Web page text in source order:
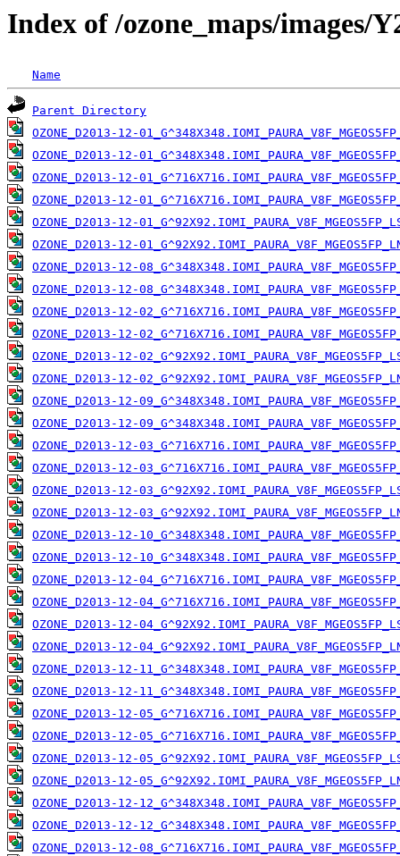
Index of /ozone_maps/images/
Name
Parent Directory
OZONE_D2013-12-
OZONE_D2013-12-
OZONE_D2013-12-
OZONE_D2013-12-
OZONE_D2013-12-
OZONE_D2013-12-
OZONE_D2013-12-
OZONE_D2013-12-
OZONE_D2013-12-
OZONE_D2013-12-
OZONE_D2013-12-
OZONE_D2013-12-
OZONE_D2013-12-
OZONE_D2013-12-
OZONE_D2013-12-
OZONE_D2013-12-
OZONE_D2013-12-
OZONE_D2013-12-
OZONE_D2013-12-
OZONE_D2013-12-
OZONE_D2013-12-
OZONE_D2013-12-
OZONE_D2013-12-
OZONE_D2013-12-
OZONE_D2013-12-
OZONE_D2013-12-
OZONE_D2013-12-
OZONE_D2013-12-
OZONE_D2013-12-
OZONE_D2013-12-
OZONE_D2013-12-
OZONE_D2013-12-
OZONE_D2013-12-